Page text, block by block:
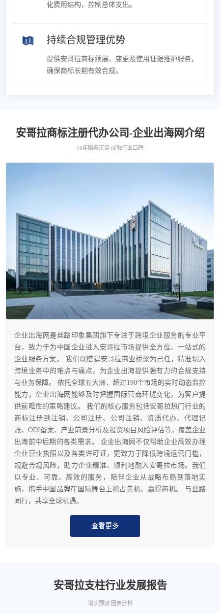
化费用结构，控制总体支出。
持续合规管理优势
提供安哥拉商标续展、变更及使用证据维护服务，
确保商标长期有效合规。
安哥拉商标注册代办公司-企业出海网介绍
10年服务沉淀 成就行业口碑
企业出海网是丝路印象集团旗下专注于跨境企业服务的专业平
台，致力于为中国企业进入安哥拉市场提供全方位、一站式的
企业服务方案。 我们以搭建安哥拉商业桥梁为己任，精准切入
跨境业务中的难点与痛点，为企业出海提供强有力的合规支持
与业务保障。 依托全球五大洲、超过190个市场的实时动态监控
能力，企业出海网能够及时把握国际营商环墶变化，为客户提
供前瞻性的策略建议。 我们的核心服务包括安哥拉热门行业的
商标注册到注销、公司注册、公司注销、资质代办、代理记
账、ODI备案、产业前景分析及投资项目风险评估等，覆盖企业
出海前中后期的各类需求。 企业出海网不仅帮助企业高效办理
企业营业执照以及各类许可证，更致力于降低跨境运营门槛，
规避合规风险，助力企业精准、顺利地融入安哥拉市场。我们
以专业、可靠、高效的服务，陪伴企业从战略布局到落地实
施，携手中国品牌在国际舞台上抢占先机、赢得商机。 与丝路
同行，共享全球机遇。
查看更多
安哥拉支柱行业发展报告
增长预测 因素分析